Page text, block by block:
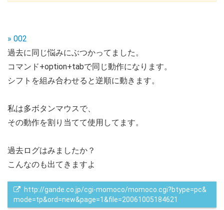
» 002
過去に同じ悩みにぶつかってました。
コマンド+option+tabで同じ動作になります。
シフトを組み合わせると逆順に動きます。
私は多ボタンマウスで、
その動作を割り当てて使用してます。
過去ログはみましたか？
こんなのも出てきますよ
http://gande.co.jp/cgi-momoco/momoco.cgi?btype=pc&
mode=tp&ord=new&page=1&file=20061005184621